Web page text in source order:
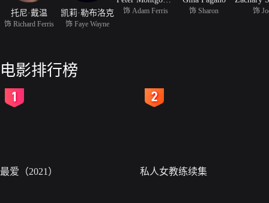
托尼·戴温
饰 Richard Ferris
凯莉·勒布洛克
饰 Faye Wayne
饰 Adam Ferris 饰 Sharon 饰
电影排行榜
最爱（2021） 私人女教练续集